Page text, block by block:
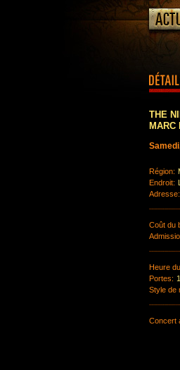
THE
MARC
Région:
Endroit:
Adresse:
Coût du
Heure
Portes:
Style de
Concert